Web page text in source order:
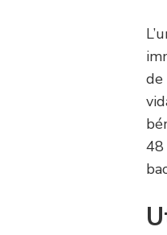
de
48